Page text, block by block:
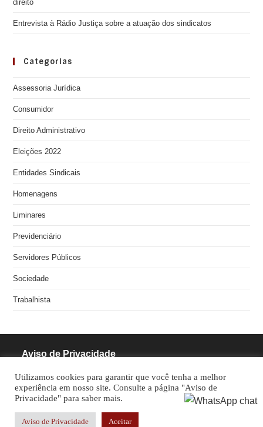
direito
Entrevista à Rádio Justiça sobre a atuação dos sindicatos
Categorias
Assessoria Jurídica
Consumidor
Direito Administrativo
Eleições 2022
Entidades Sindicais
Homenagens
Liminares
Previdenciário
Servidores Públicos
Sociedade
Trabalhista
Aviso de Privacidade
RODRIGUES PINHEIRO ADVOCACIA S/S
CNPJ: 05.462.770/0001-70
Utilizamos cookies para garantir que você tenha a melhor
experiência em nosso site. Consulte a página "Aviso de
Privacidade" para saber mais.
Aviso de Privacidade Aceitar